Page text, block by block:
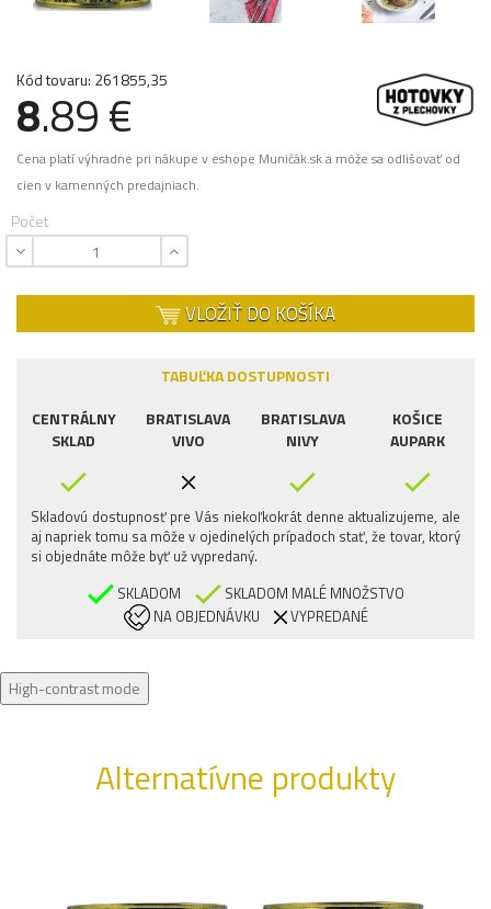
Kód tovaru: 261855,35
8.89 €
Cena platí výhradne pri nákupe v eshope Muničák.sk a môže sa odlišovať od
cien v kamenných predajniach.
Počet
VLOŽIŤ DO KOŠÍKA
TABUĽKA DOSTUPNOSTI
CENTRÁLNY
SKLAD
BRATISLAVA
VIVO
BRATISLAVA
NIVY
KOŠICE
AUPARK
Skladovú dostupnosť pre Vás niekoľkokrát denne aktualizujeme, ale
aj napriek tomu sa môže v ojedinelých prípadoch stať, že tovar, ktorý
si objednáte môže byť už vypredaný.
SKLADOM
SKLADOM MALÉ MNOŽSTVO
NA OBJEDNÁVKU
VYPREDANÉ
High-contrast mode
Alternatívne produkty